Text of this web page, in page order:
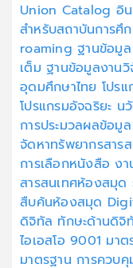
Union Catalog อิ
สำหรับสถาบันการศึ
roaming ฐานข้อมู
เต็ม ฐานข้อมูลงาน
อุดมศึกษาไทย โปร
โปรแกรมอัจฉริยะ น
การประมวลผลข้อมูล
จัดหาทรัพยากรสาร
การเลือกหนังสือง
สารสนเทศห้องสมุด
สืบค้นห้องสมุด
ดิจิทัล ทักษะด้านดิ
ไอเอสโอ 9001 มา
มาตรฐาน การควบ